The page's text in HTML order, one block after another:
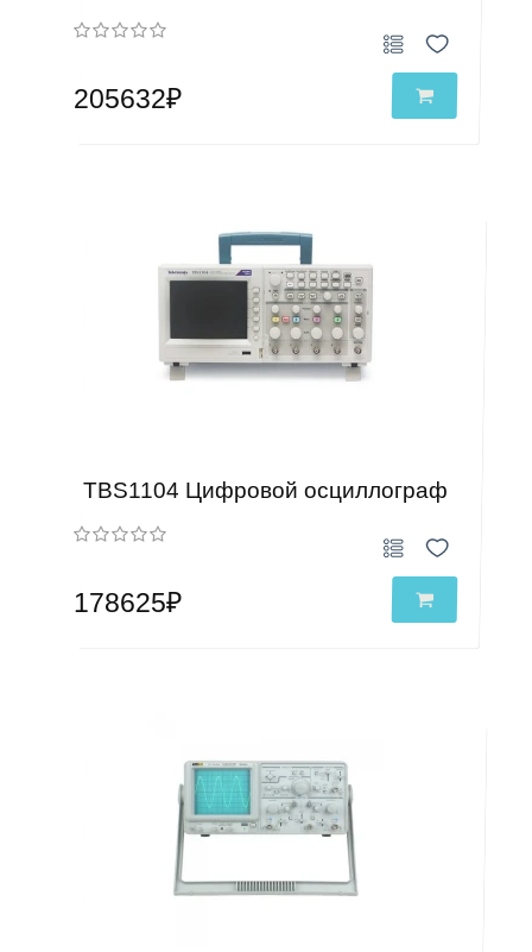
205632₽
TBS1104 Цифровой осциллограф
178625₽